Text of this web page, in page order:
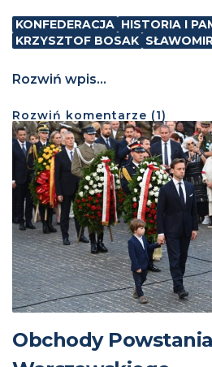
KONFEDERACJA HISTORIA I
KRZYSZTOF BOSAK
Rozwiń wpis...
Rozwiń komentarze (1)
Obchody Powstania